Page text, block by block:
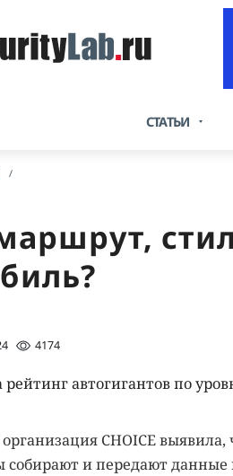
СТАТЬИ
4174
рейтинг автогигантов по
CHOICE
собирают и передают